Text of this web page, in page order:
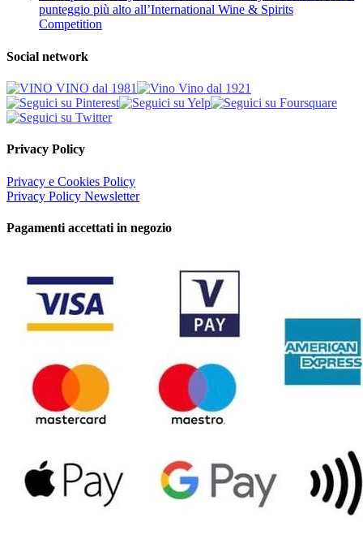
punteggio più alto all’International Wine & Spirits
Competition
Social network
Privacy Policy
Privacy e Cookies Policy
Privacy Policy Newsletter
Pagamenti accettati in negozio